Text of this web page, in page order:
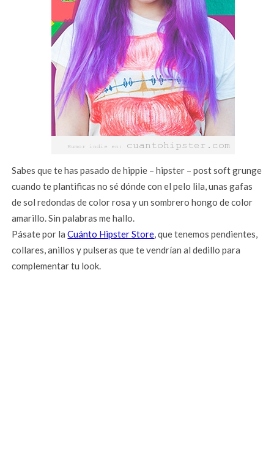
Sabes que te has pasado de hippie – hipster – post soft grunge
cuando te plantificas no sé dónde con el pelo lila, unas gafas
de sol redondas de color rosa y un sombrero hongo de color
amarillo. Sin palabras me hallo.
Pásate por laCuánto Hipster Store, que tenemos pendientes,
collares, anillos y pulseras que te vendrían al dedillo para
complementar tu look.